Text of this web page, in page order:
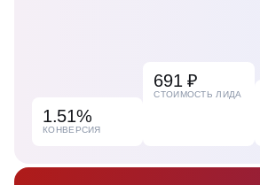
1.51%
КОНВЕРСИЯ
691 ₽
СТОИМОСТЬ ЛИДА